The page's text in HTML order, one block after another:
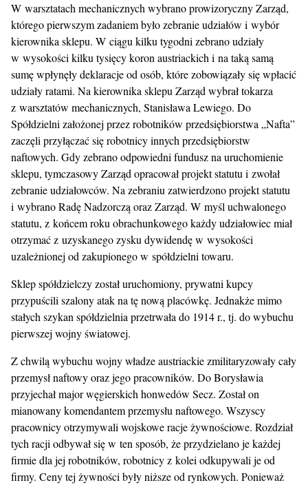
W warsztatach mechanicznych wybrano prowizoryczny Zarząd,
którego pierwszym zadaniem było zebranie udziałów i wybór
kierownika sklepu. W ciągu kilku tygodni zebrano udziały
w wysokości kilku tysięcy koron austriackich i na taką samą
sumę wpłynęły deklaracje od osób, które zobowiązały się wpłacić
udziały ratami. Na kierownika sklepu Zarząd wybrał tokarza
z warsztatów mechanicznych, Stanisława Lewiego. Do
Spółdzielni założonej przez robotników przedsiębiorstwa „Nafta”
zaczęli przyłączać się robotnicy innych przedsiębiorstw
naftowych. Gdy zebrano odpowiedni fundusz na uruchomienie
sklepu, tymczasowy Zarząd opracował projekt statutu i zwołał
zebranie udziałowców. Na zebraniu zatwierdzono projekt statutu
i wybrano Radę Nadzorczą oraz Zarząd. W myśl uchwalonego
statutu, z końcem roku obrachunkowego każdy udziałowiec miał
otrzymać z uzyskanego zysku dywidendę w wysokości
uzależnionej od zakupionego w spółdzielni towaru.
Sklep spółdzielczy został uruchomiony, prywatni kupcy
przypuścili szalony atak na tę nową placówkę. Jednakże mimo
stałych szykan spółdzielnia przetrwała do 1914 r., tj. do wybuchu
pierwszej wojny światowej.
Z chwilą wybuchu wojny władze austriackie zmilitaryzowały cały
przemysł naftowy oraz jego pracowników. Do Borysławia
przyjechał major węgierskich honwedów Secz. Został on
mianowany komendantem przemysłu naftowego. Wszyscy
pracownicy otrzymywali wojskowe racje żywnościowe. Rozdział
tych racji odbywał się w ten sposób, że przydzielano je każdej
firmie dla jej robotników, robotnicy z kolei odkupywali je od
firmy. Ceny tej żywności były niższe od rynkowych. Ponieważ